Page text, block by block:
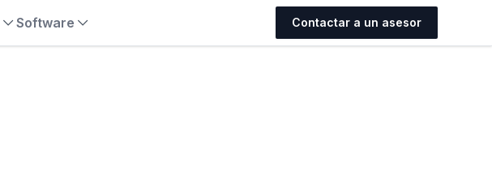
Software Contactar a un asesor